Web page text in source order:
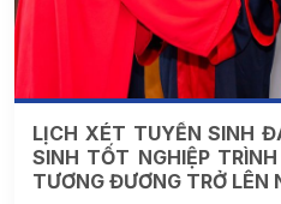
LỊCH XÉT TUYỂN SINH
SINH TỐT NGHIỆP
TƯƠNG ĐƯƠNG TRỞ LÊN